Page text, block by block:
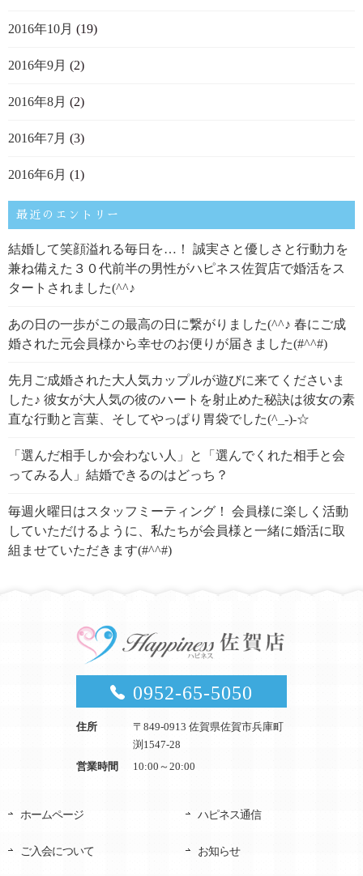
2016年10月 (19)
2016年9月 (2)
2016年8月 (2)
2016年7月 (3)
2016年6月 (1)
最近のエントリー
結婚して笑顔溢れる毎日を…！ 誠実さと優しさと行動力を
兼ね備えた３０代前半の男性がハピネス佐賀店で婚活をス
タートされました(^^♪
あの日の一歩がこの最高の日に繋がりました(^^♪ 春にご成
婚された元会員様から幸せのお便りが届きました(#^^#)
先月ご成婚された大人気カップルが遊びに来てくださいま
した♪ 彼女が大人気の彼のハートを射止めた秘訣は彼女の素
直な行動と言葉、そしてやっぱり胃袋でした(^_-)-☆
「選んだ相手しか会わない人」と「選んでくれた相手と会
ってみる人」結婚できるのはどっち？
毎週火曜日はスタッフミーティング！ 会員様に楽しく活動
していただけるように、私たちが会員様と一緒に婚活に取
組ませていただきます(#^^#)
0952-65-5050
住所
〒849-0913 佐賀県佐賀市兵庫町
渕1547-28
営業時間
10:00～20:00
ホームページ
ご入会について
ハピネス通信
お知らせ